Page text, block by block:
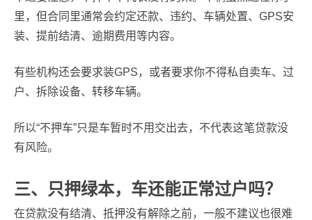
里，但合同里通常会约定还款、违约、车辆处置、GPS安
装、提前结清、逾期费用等内容。
有些机构还会要求装GPS，或者要求你不得私自卖车、过
户、拆除设备、转移车辆。
所以“不押车”只是车暂时不用交出去，不代表这笔贷款没
有风险。
三、只押绿本，车还能正常过户吗？
在贷款没有结清、抵押没有解除之前，一般不建议也很难